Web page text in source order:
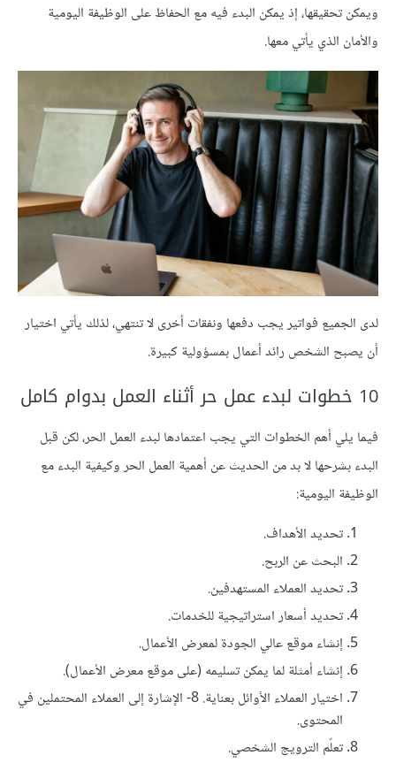
ويمكن تحقيقها، إذ يمكن البدء فيه مع الحفاظ على الوظيفة اليومية
والأمان الذي يأتي معها.
لدى الجميع فواتير يجب دفعها ونفقات أخرى لا تنتهي، لذلك يأتي اختيار
أن يصبح الشخص رائد أعمال بمسؤولية كبيرة.
10 خطوات لبدء عمل حر أثناء العمل بدوام كامل
فيما يلي أهم الخطوات التي يجب اعتمادها لبدء العمل الحر، لكن قبل
البدء بشرحها لا بد من الحديث عن أهمية العمل الحر وكيفية البدء مع
الوظيفة اليومية:
تحديد الأهداف.
البحث عن الربح.
تحديد العملاء المستهدفين.
تحديد أسعار استراتيجية للخدمات.
إنشاء موقع عالي الجودة لمعرض الأعمال.
إنشاء أمثلة لما يمكن تسليمه (على موقع معرض الأعمال).
اختيار العملاء الأوائل بعناية. 8- الإشارة إلى العملاء المحتملين في
المحتوى.
تعلّم الترويج الشخصي.